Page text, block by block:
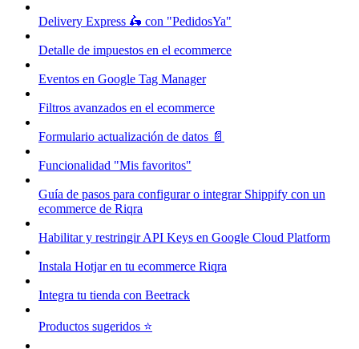
Delivery Express 🛵 con "PedidosYa"
Detalle de impuestos en el ecommerce
Eventos en Google Tag Manager
Filtros avanzados en el ecommerce
Formulario actualización de datos 📄
Funcionalidad "Mis favoritos"
Guía de pasos para configurar o integrar Shippify con un
ecommerce de Riqra
Habilitar y restringir API Keys en Google Cloud Platform
Instala Hotjar en tu ecommerce Riqra
Integra tu tienda con Beetrack
Productos sugeridos ⭐